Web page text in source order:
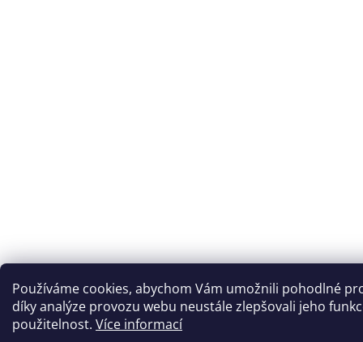
Používáme cookies, abychom Vám umožnili pohodlné
díky analýze provozu webu neustále zlepšovali jeho
použitelnost. Více informací